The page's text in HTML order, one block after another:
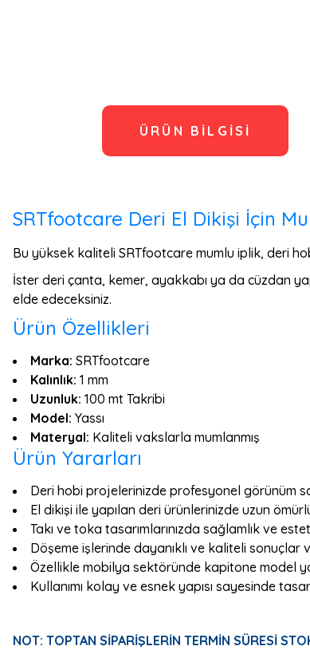
ÜRÜN BILGISI
SRTfootcare Deri El Dikişi İçin
Bu yüksek kaliteli SRTfootcare mumlu iplik, deri
İster deri çanta, kemer, ayakkabı ya da cüzdan
elde edeceksiniz.
Ürün Özellikleri
Marka: SRTfootcare
Kalınlık: 1 mm
Uzunluk: 100 mt Takribi
Model: Yassı
Materyal: Kaliteli vakslarla mumlanmış
Ürün Yararları
Deri hobi projelerinizde profesyonel görünüm
El dikişi ile yapılan deri ürünlerinizde uzun
Takı ve toka tasarımlarınızda sağlamlık ve
Döşeme işlerinde dayanıklı ve kaliteli sonuçlar
Özellikle mobilya sektöründe kapitone model
Kullanımı kolay ve esnek yapısı sayesinde
NOT: TOPTAN SİPARİŞLERİN TERMİN SÜRESİ